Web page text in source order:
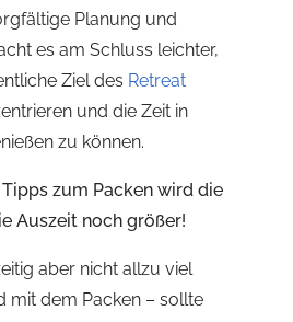
Planung und
es am Schluss leichter,
Ziel des Retreat
und die Zeit in
zu können.
zum Packen wird die
Auszeit noch größer!
aber nicht allzu viel
mit dem Packen – sollte